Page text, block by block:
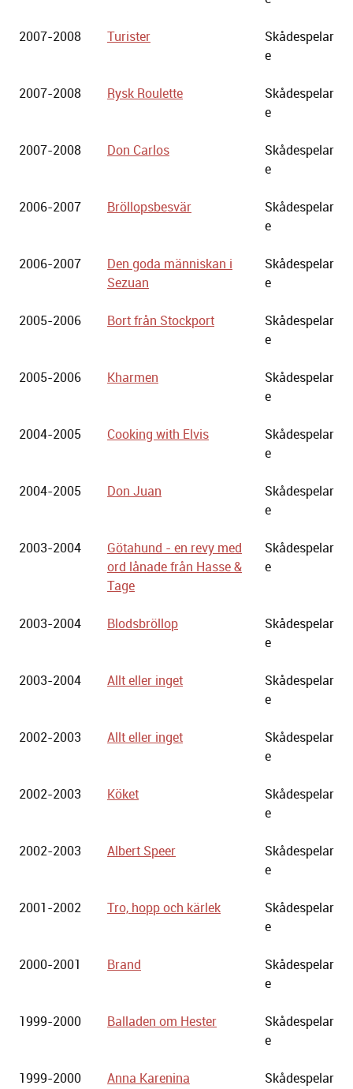
2007-2008 Turister
Skådespelar
e
2007-2008 Rysk Roulette
Skådespelar
e
2007-2008 Don Carlos
Skådespelar
e
2006-2007 Bröllopsbesvär
Skådespelar
e
2006-2007
Den goda människan i
Sezuan
Skådespelar
e
2005-2006 Bort från Stockport
Skådespelar
e
2005-2006 Kharmen
Skådespelar
e
2004-2005 Cooking with Elvis
Skådespelar
e
2004-2005 Don Juan
Skådespelar
e
2003-2004
Götahund - en revy med
ord lånade från Hasse &
Tage
Skådespelar
e
2003-2004 Blodsbröllop
Skådespelar
e
2003-2004 Allt eller inget
Skådespelar
e
2002-2003 Allt eller inget
Skådespelar
e
2002-2003 Köket
Skådespelar
e
2002-2003 Albert Speer
Skådespelar
e
2001-2002 Tro, hopp och kärlek
Skådespelar
e
2000-2001 Brand
Skådespelar
e
1999-2000 Balladen om Hester
Skådespelar
e
1999-2000 Anna Karenina
Skådespelar